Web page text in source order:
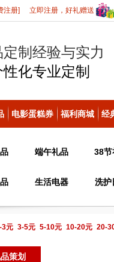
注册] 立即注册，好礼赠送
制经验与实力
性化专业定制
电影蛋糕券 福利商城 经
端午礼品 38节
生活电器 洗护
3元 3-5元 5-10元 10-20元 20-
或电话咨询
策划